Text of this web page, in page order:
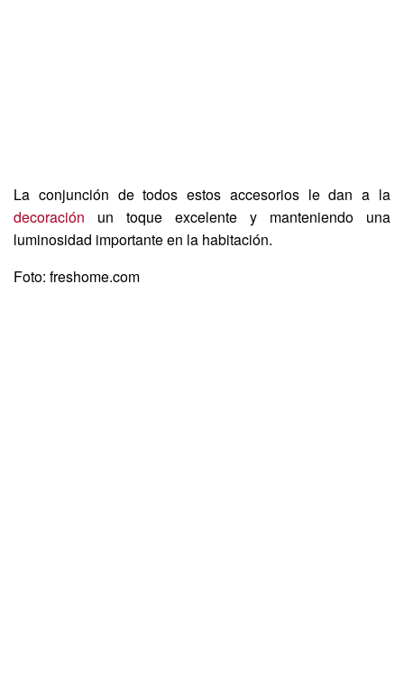
La conjunción de todos estos accesorios le dan a la
decoración un toque excelente y manteniendo una
luminosidad importante en la habitación.
Foto: freshome.com